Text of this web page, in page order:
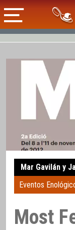
Mar Gavilán y
Eventos
Most